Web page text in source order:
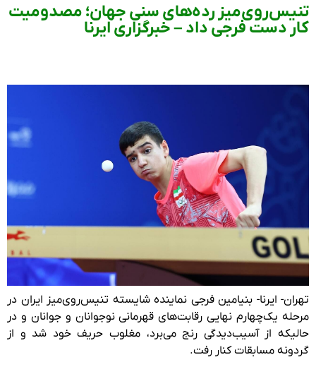
تنیس‌روی‌میز رده‌های سنی جهان؛ مصدومیت
کار دست فرجی داد – خبرگزاری ایرنا
تهران- ایرنا- بنیامین فرجی نماینده شایسته تنیس‌روی‌میز ایران در
مرحله یک‌چهارم نهایی رقابت‌های قهرمانی نوجوانان و جوانان و در
حالیکه از آسیب‌دیدگی رنج می‌برد، مغلوب حریف خود شد و از
گردونه مسابقات کنار رفت.